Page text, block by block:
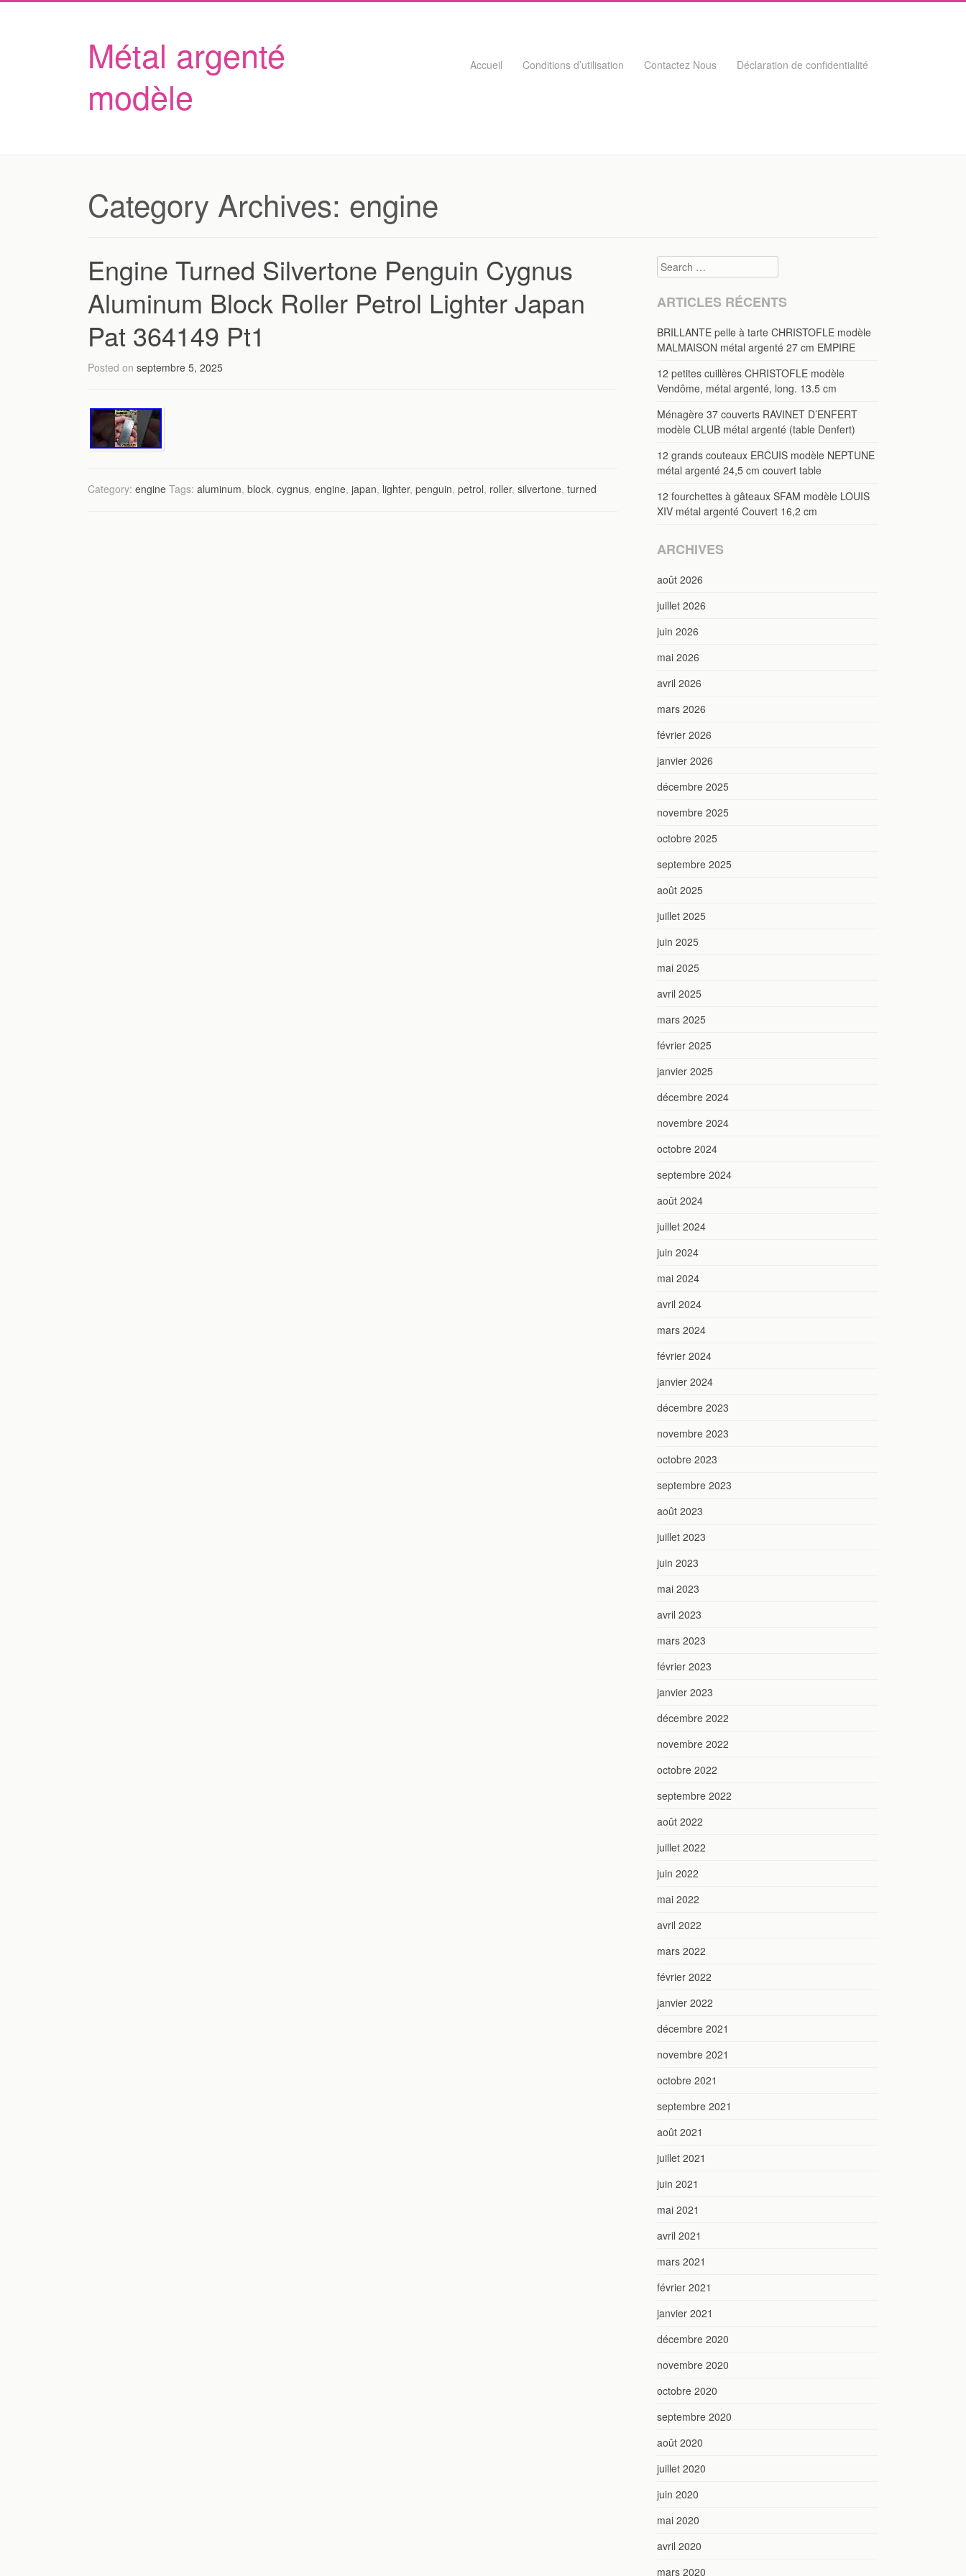
Métal argenté
modèle
Skip to content
Accueil Conditions d’utilisation Contactez Nous Déclaration de confidentialité
Category Archives: engine
Engine Turned Silvertone Penguin Cygnus
Aluminum Block Roller Petrol Lighter Japan
Pat 364149 Pt1
Posted on septembre 5, 2025
Category: engine Tags: aluminum, block, cygnus, engine, japan, lighter, penguin, petrol, roller, silvertone, turned
Search
ARTICLES RÉCENTS
BRILLANTE pelle à tarte CHRISTOFLE modèle
MALMAISON métal argenté 27 cm EMPIRE
12 petites cuillères CHRISTOFLE modèle
Vendôme, métal argenté, long. 13.5 cm
Ménagère 37 couverts RAVINET D’ENFERT
modèle CLUB métal argenté (table Denfert)
12 grands couteaux ERCUIS modèle NEPTUNE
métal argenté 24,5 cm couvert table
12 fourchettes à gâteaux SFAM modèle LOUIS
XIV métal argenté Couvert 16,2 cm
ARCHIVES
août 2026
juillet 2026
juin 2026
mai 2026
avril 2026
mars 2026
février 2026
janvier 2026
décembre 2025
novembre 2025
octobre 2025
septembre 2025
août 2025
juillet 2025
juin 2025
mai 2025
avril 2025
mars 2025
février 2025
janvier 2025
décembre 2024
novembre 2024
octobre 2024
septembre 2024
août 2024
juillet 2024
juin 2024
mai 2024
avril 2024
mars 2024
février 2024
janvier 2024
décembre 2023
novembre 2023
octobre 2023
septembre 2023
août 2023
juillet 2023
juin 2023
mai 2023
avril 2023
mars 2023
février 2023
janvier 2023
décembre 2022
novembre 2022
octobre 2022
septembre 2022
août 2022
juillet 2022
juin 2022
mai 2022
avril 2022
mars 2022
février 2022
janvier 2022
décembre 2021
novembre 2021
octobre 2021
septembre 2021
août 2021
juillet 2021
juin 2021
mai 2021
avril 2021
mars 2021
février 2021
janvier 2021
décembre 2020
novembre 2020
octobre 2020
septembre 2020
août 2020
juillet 2020
juin 2020
mai 2020
avril 2020
mars 2020